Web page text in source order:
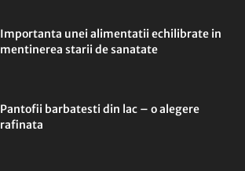
Importanta unei alimentatii echilibrate in
mentinerea starii de sanatate
Pantofii barbatesti din lac – o alegere
rafinata